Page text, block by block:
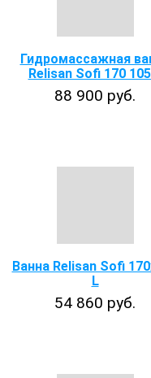
Гидромассажная
Relisan Sofi 170
88 900 руб.
Ванна Relisan Sofi
L
54 860 руб.